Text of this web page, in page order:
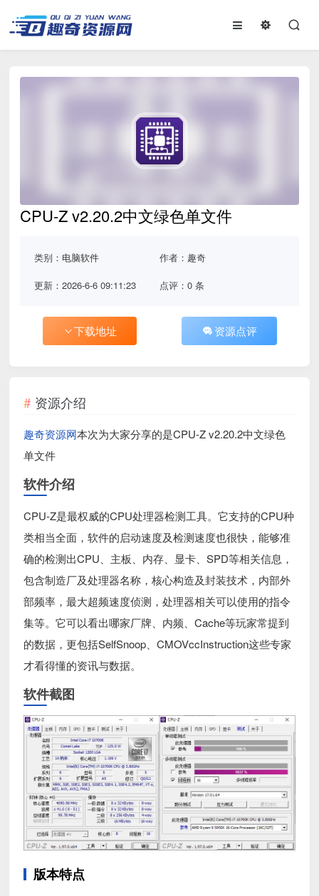
CPU-Z v2.20.2中文绿色单文件
类别： 电脑软件 作者：趣奇
更新：2026-6-6 09:11:23 点评：0 条
下载地址 资源点评
资源介绍
趣奇资源网本次为大家分享的是CPU-Z v2.20.2中文绿色
单文件
软件介绍
CPU-Z是最权威的CPU处理器检测工具。它支持的CPU种
类相当全面，软件的启动速度及检测速度也很快，能够准
确的检测出CPU、主板、内存、显卡、SPD等相关信息，
包含制造厂及处理器名称，核心构造及封装技术，内部外
部频率，最大超频速度侦测，处理器相关可以使用的指令
集等。它可以看出哪家厂牌、内频、Cache等玩家常提到
的数据，更包括SelfSnoop、CMOVccInstruction这些专家
才看得懂的资讯与数据。
软件截图
版本特点